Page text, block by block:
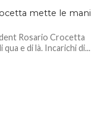
mette le mani
Rosario Crocetta
e di là. Incarichi di...